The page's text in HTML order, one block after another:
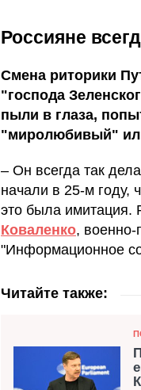
Россияне
Смена риторики
"господа
пыли в глаза,
"миролюбивый"
– Он всегда так
начали в 25-м году,
это была имитация.
Коваленко, военно-
"Информационное
Читайте также: